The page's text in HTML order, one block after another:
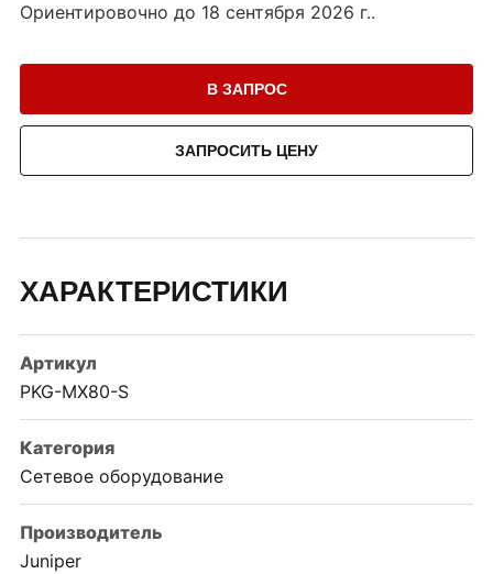
Ориентировочно до 18 сентября 2026 г..
В ЗАПРОС
ЗАПРОСИТЬ ЦЕНУ
ХАРАКТЕРИСТИКИ
Артикул
PKG-MX80-S
Категория
Сетевое оборудование
Производитель
Juniper